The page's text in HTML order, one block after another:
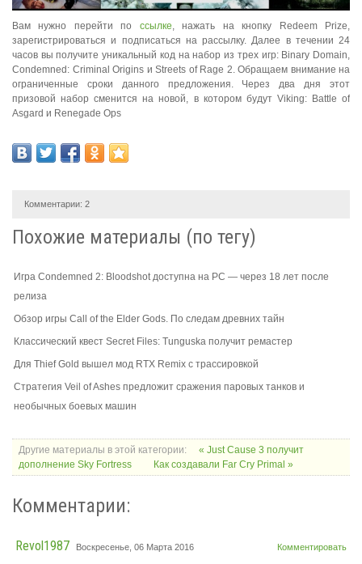
Вам нужно перейти по ссылке, нажать на кнопку Redeem Prize,
зарегистрироваться и подписаться на рассылку. Далее в течении 24
часов вы получите уникальный код на набор из трех игр: Binary Domain,
Condemned: Criminal Origins и Streets of Rage 2. Обращаем внимание на
ограниченные сроки данного предложения. Через два дня этот
призовой набор сменится на новой, в котором будут Viking: Battle of
Asgard и Renegade Ops
Комментарии: 2
Похожие материалы (по тегу)
Игра Condemned 2: Bloodshot доступна на PC — через 18 лет после
релиза
Обзор игры Call of the Elder Gods. По следам древних тайн
Классический квест Secret Files: Tunguska получит ремастер
Для Thief Gold вышел мод RTX Remix с трассировкой
Стратегия Veil of Ashes предложит сражения паровых танков и
необычных боевых машин
Другие материалы в этой категории:
« Just Cause 3 получит
дополнение Sky Fortress
Как создавали Far Cry Primal »
Комментарии:
Комментировать
Revol1987 Воскресенье, 06 Марта 2016